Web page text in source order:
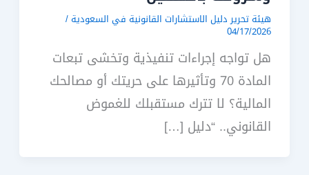
هيئة تحرير دليل الاستشارات القانونية في السعودية /
04/17/2026
هل تواجه إجراءات تنفيذية وتخشى تبعات
المادة 70 وتأثيرها على حريتك أو مصالحك
المالية؟ لا تترك مستقبلك للغموض
القانوني.. “دليل […]